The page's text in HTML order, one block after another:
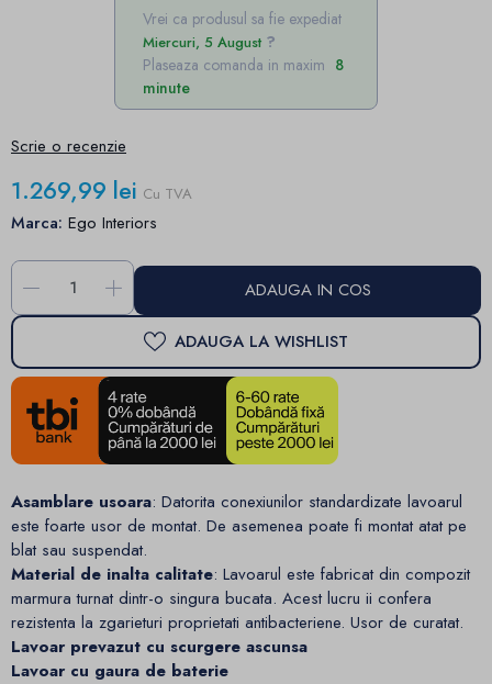
Vrei ca produsul sa fie expediat
Miercuri, 5 August
Plaseaza comanda in maxim 8
minute
Scrie o recenzie
1.269,99 lei Cu TVA
Marca: Ego Interiors
- + ADAUGA IN COS
ADAUGA LA WISHLIST
Asamblare usoara: Datorita conexiunilor standardizate lavoarul
este foarte usor de montat. De asemenea poate fi montat atat pe
blat sau suspendat.
Material de inalta calitate: Lavoarul este fabricat din compozit
marmura turnat dintr-o singura bucata. Acest lucru ii confera
rezistenta la zgarieturi proprietati antibacteriene. Usor de curatat.
Lavoar prevazut cu scurgere ascunsa
Lavoar cu gaura de baterie